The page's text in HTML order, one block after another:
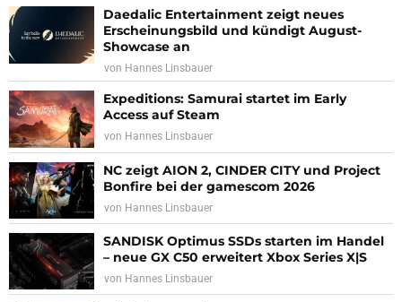
Daedalic Entertainment zeigt neues
Erscheinungsbild und kündigt August-
Showcase an
von Hannes Linsbauer
Expeditions: Samurai startet im Early
Access auf Steam
von Hannes Linsbauer
NC zeigt AION 2, CINDER CITY und Project
Bonfire bei der gamescom 2026
von Hannes Linsbauer
SANDISK Optimus SSDs starten im Handel
– neue GX C50 erweitert Xbox Series X|S
von Hannes Linsbauer